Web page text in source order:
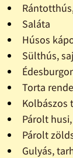
Saláta
Húsos
Sülthús,
Torta
Kolbászos
Párolt
Párolt
Gulyás,